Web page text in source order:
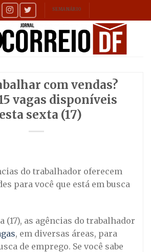
SEMANÁRIO
com vendas?
vagas disponíveis
sexta (17)
do trabalhador oferecem
para você que está em busca
(17), as agências do trabalhador
, em diversas áreas, para
de emprego. Se você sabe